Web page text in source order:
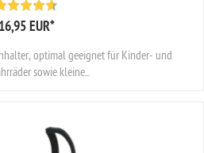
16,95 EUR*
optimal geeignet für Kinder- und
sowie kleine...